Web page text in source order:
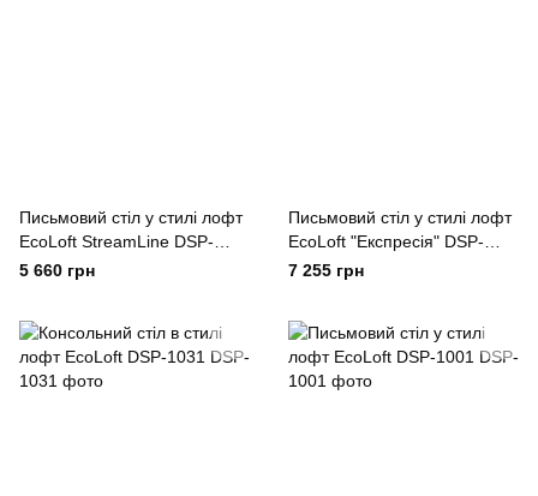
Письмовий стіл у стилі лофт
EcoLoft StreamLine DSP-
1102
5 660 грн
Письмовий стіл у стилі лофт
EcoLoft "Експресія" DSP-
1033
7 255 грн